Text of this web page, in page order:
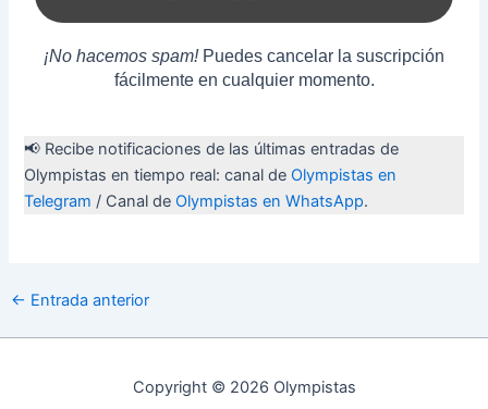
¡No hacemos spam! Puedes cancelar la suscripción
fácilmente en cualquier momento.
📢 Recibe notificaciones de las últimas entradas de
Olympistas en tiempo real: canal de Olympistas en
Telegram / Canal de Olympistas en WhatsApp.
Navegación
← Entrada anterior
Copyright © 2026 Olympistas